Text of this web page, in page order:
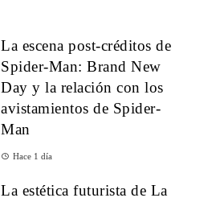
La escena post-créditos de
Spider-Man: Brand New
Day y la relación con los
avistamientos de Spider-
Man
Hace 1 día
La estética futurista de La